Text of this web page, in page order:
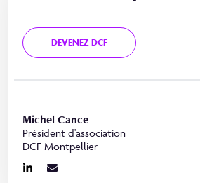
DEVENEZ DCF
Michel Cance
Président d'association
DCF Montpellier